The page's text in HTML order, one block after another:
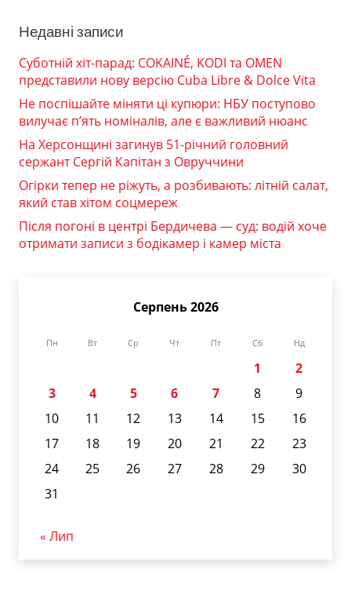
Недавні записи
Суботній хіт-парад: COKAINÉ, KODI та OMEN
представили нову версію Cuba Libre & Dolce Vita
Не поспішайте міняти ці купюри: НБУ поступово
вилучає п’ять номіналів, але є важливий нюанс
На Херсонщині загинув 51-річний головний
сержант Сергій Капітан з Овруччини
Огірки тепер не ріжуть, а розбивають: літній салат,
який став хітом соцмереж
Після погоні в центрі Бердичева — суд: водій хоче
отримати записи з бодікамер і камер міста
Серпень 2026
Пн Вт Ср Чт Пт Сб Нд
1
2
3
4 5 6 7 8
9
10
11 12 13 14 15
16
17
18 19 20 21 22
23
24
25 26 27 28 29
30
31
« Лип